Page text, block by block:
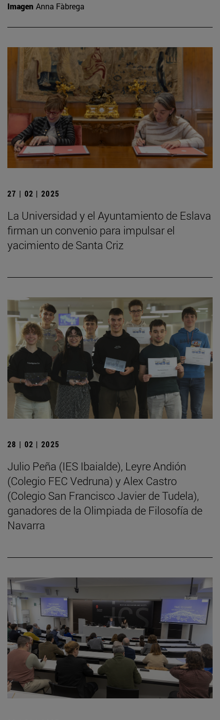
Imagen Anna Fàbrega
27 | 02 | 2025
La Universidad y el Ayuntamiento de Eslava
firman un convenio para impulsar el
yacimiento de Santa Criz
28 | 02 | 2025
Julio Peña (IES Ibaialde), Leyre Andión
(Colegio FEC Vedruna) y Alex Castro
(Colegio San Francisco Javier de Tudela),
ganadores de la Olimpiada de Filosofía de
Navarra